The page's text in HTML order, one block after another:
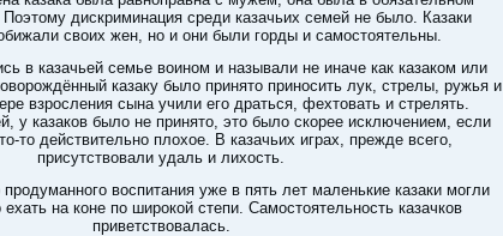
дискриминация среди казачьих семей не было. Казаки
своих жен, но и они были горды и самостоятельны.
в казачьей семье воином и называли не иначе как казаком или
казаку было принято приносить лук, стрелы, ружья и
взросления сына учили его драться, фехтовать и стрелять.
у казаков было не принято, это было скорее исключением, если
то действительно плохое. В казачьих играх, прежде всего,
присутствовали удаль и лихость.
продуманного воспитания уже в пять лет маленькие казаки могли
на коне по широкой степи. Самостоятельность казачков
приветствовалась.